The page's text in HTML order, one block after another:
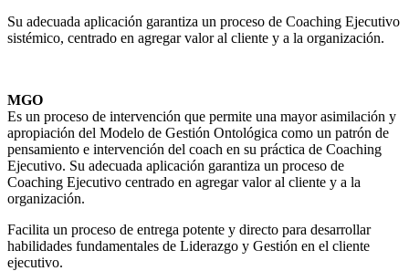
Su adecuada aplicación garantiza un proceso de Coaching Ejecutivo
sistémico, centrado en agregar valor al cliente y a la organización.
MGO
Es un proceso de intervención que permite una mayor asimilación y
apropiación del Modelo de Gestión Ontológica como un patrón de
pensamiento e intervención del coach en su práctica de Coaching
Ejecutivo. Su adecuada aplicación garantiza un proceso de
Coaching Ejecutivo centrado en agregar valor al cliente y a la
organización.
Facilita un proceso de entrega potente y directo para desarrollar
habilidades fundamentales de Liderazgo y Gestión en el cliente
ejecutivo.